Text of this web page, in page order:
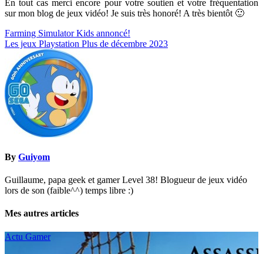
En tout cas merci encore pour votre soutien et votre fréquentation
sur mon blog de jeux vidéo! Je suis très honoré! A très bientôt 🙂
Navigation
de
l’article
Farming Simulator Kids annoncé!
Les jeux Playstation Plus de décembre 2023
By Guiyom
Guillaume, papa geek et gamer Level 38! Blogueur de jeux vidéo
lors de son (faible^^) temps libre :)
Mes autres articles
Actu Gamer